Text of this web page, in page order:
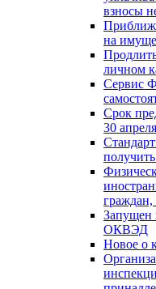
взносы
на
личном
Сервис
Срок
30 апреля
граждан,
Запущен
ОКВЭД
Новое